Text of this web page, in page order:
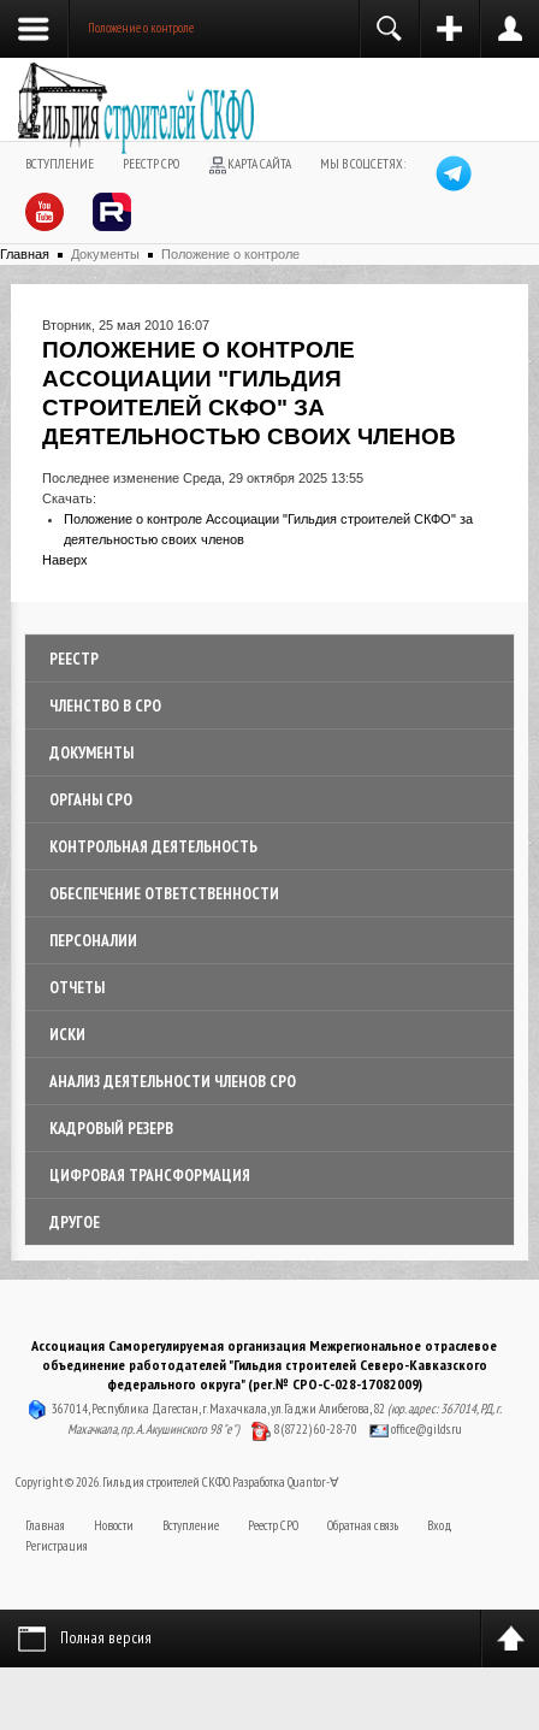
Положение о контроле
ВСТУПЛЕНИЕ РЕЕСТР СРО КАРТА САЙТА МЫ В СОЦСЕТЯХ:
Главная Документы Положение о контроле
Вторник, 25 мая 2010 16:07
ПОЛОЖЕНИЕ О КОНТРОЛЕ
АССОЦИАЦИИ "ГИЛЬДИЯ
СТРОИТЕЛЕЙ СКФО" ЗА
ДЕЯТЕЛЬНОСТЬЮ СВОИХ ЧЛЕНОВ
Последнее изменение Среда, 29 октября 2025 13:55
Скачать:
Положение о контроле Ассоциации "Гильдия строителей СКФО" за
деятельностью своих членов
Наверх
РЕЕСТР
ЧЛЕНСТВО В СРО
ДОКУМЕНТЫ
ОРГАНЫ СРО
КОНТРОЛЬНАЯ ДЕЯТЕЛЬНОСТЬ
ОБЕСПЕЧЕНИЕ ОТВЕТСТВЕННОСТИ
ПЕРСОНАЛИИ
ОТЧЕТЫ
ИСКИ
АНАЛИЗ ДЕЯТЕЛЬНОСТИ ЧЛЕНОВ СРО
КАДРОВЫЙ РЕЗЕРВ
ЦИФРОВАЯ ТРАНСФОРМАЦИЯ
ДРУГОЕ
Ассоциация Саморегулируемая организация Межрегиональное отраслевое
объединение работодателей "Гильдия строителей Северо-Кавказского
федерального округа" (рег.№ СРО-С-028-17082009)
367014, Республика Дагестан, г. Махачкала, ул. Гаджи Алибегова, 82 (юр. адрес: 367014, РД, г.
Махачкала, пр. А. Акушинского 98 "е")
8 (8722) 60-28-70 office@gilds.ru
Copyright © 2026. Гильдия строителей СКФО. Разработка Quantor-∀
Главная Новости Вступление Реестр СРО Обратная связь
Вход
Регистрация
Полная версия